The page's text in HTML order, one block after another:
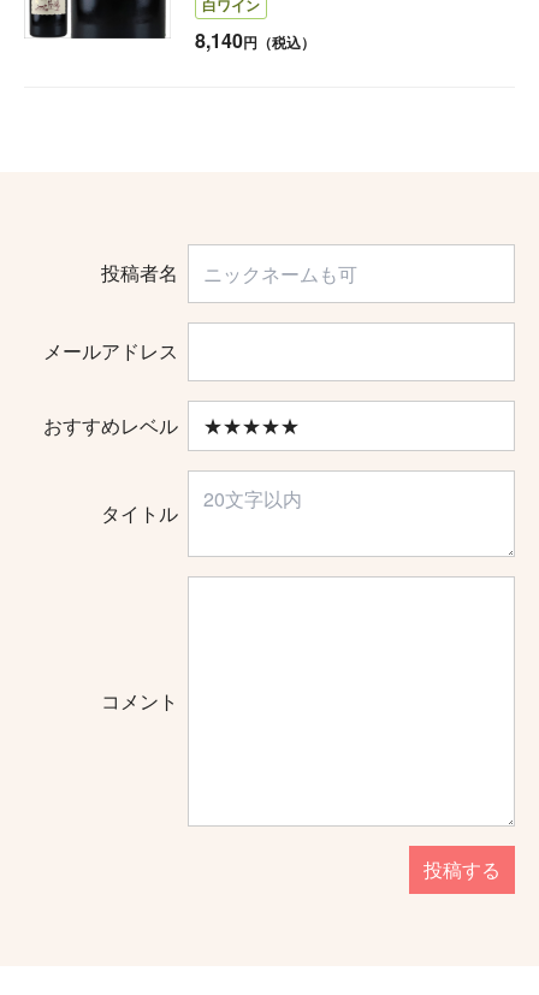
白ワイン
8,140円（税込）
投稿者名
メールアドレス
おすすめレベル
タイトル
コメント
投稿する